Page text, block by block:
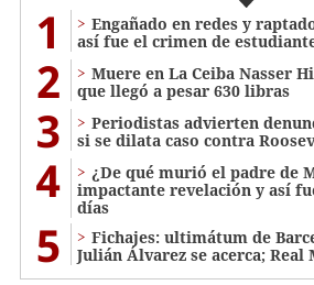
1
Engañado en redes y
así fue el crimen de
2
Muere en La Ceiba Nasser
que llegó a pesar 630 libras
3
Periodistas advierten
si se dilata caso contra
4
¿De qué murió el padre de
impactante revelación y así
días
5
Fichajes: ultimátum de
Julián Álvarez se acerca;